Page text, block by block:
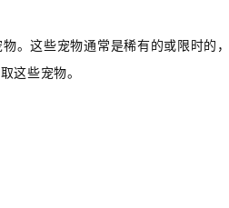
。这些宠物通常是稀有的或限时的，
这些宠物。